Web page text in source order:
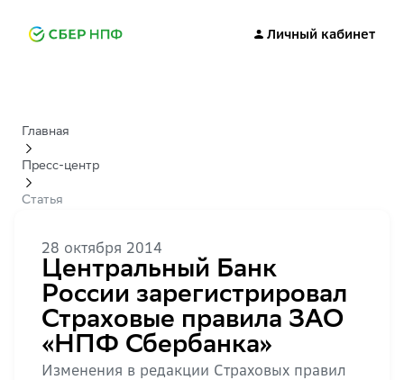
Личный кабинет
Главная
Пресс-центр
Статья
28 октября 2014
Центральный Банк
России зарегистрировал
Страховые правила ЗАО
«НПФ Сбербанка»
Изменения в редакции Страховых правил